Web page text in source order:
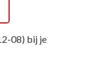
08) bij je